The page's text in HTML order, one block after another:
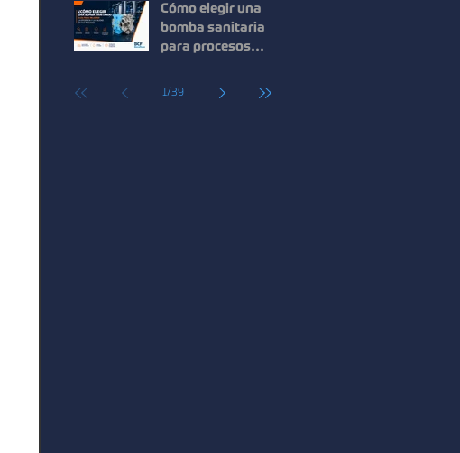
Eficiencia para el
Manejo de Fluidos de
Alta Viscosidad
Cómo elegir una
bomba sanitaria
para procesos
para mejorar la
1/39